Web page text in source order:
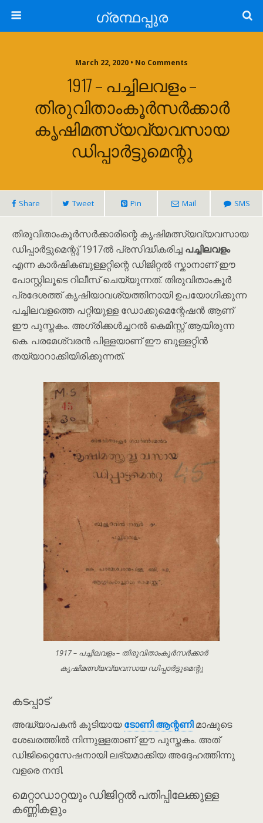
ഗ്രന്ഥപ്പുര
March 22, 2020 • No Comments
1917 – പച്ചിലവളം –
തിരുവിതാംകൂർസർക്കാർ
കൃഷിമത്സ്യവ്യവസായ
ഡിപ്പാർട്ടുമെന്റു
Share Tweet Pin Mail SMS
തിരുവിതാംകൂർസർക്കാരിന്റെ കൃഷിമത്സ്യവ്യവസായ
ഡിപ്പാർട്ടുമെന്റു് 1917ൽ പ്രസിദ്ധീകരിച്ച പച്ചിലവളം
എന്ന കാർഷികബുള്ളറ്റിന്റെ ഡിജിറ്റൽ സ്കാനാണ് ഈ
പോസ്റ്റിലൂടെ റിലീസ് ചെയ്യുന്നത്. തിരുവിതാംകൂർ
പ്രദേശത്ത് കൃഷിയാവശ്യത്തിനായി ഉപയോഗിക്കുന്ന
പച്ചിലവളത്തെ പറ്റിയുള്ള ഡോക്കുമെന്റേഷൻ ആണ്
ഈ പുസ്തകം. അഗ്രിക്കൾച്ചറൽ കെമിസ്റ്റ് ആയിരുന്ന
കെ. പരമേശ്വരൻ പിള്ളയാണ് ഈ ബുള്ളറ്റിൻ
തയ്യാറാക്കിയിരിക്കുന്നത്.
1917 – പച്ചിലവളം – തിരുവിതാംകൂർസർക്കാർ
കൃഷിമത്സ്യവ്യവസായ ഡിപ്പാർട്ടുമെന്റു
കടപ്പാട്
അദ്ധ്യാപകൻ കൂടിയായടോണി ആന്റണിമാഷുടെ
ശേഖരത്തിൽ നിന്നുള്ളതാണ് ഈ പുസ്തകം. അത്
ഡിജിറ്റൈസേഷനായി ലഭ്യമാക്കിയ അദ്ദേഹത്തിന്നു
വളരെ നന്ദി.
മെറ്റാഡാറ്റയും ഡിജിറ്റൽ പതിപ്പിലേക്കുള്ള
കണ്ണികളും